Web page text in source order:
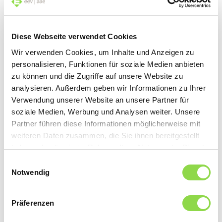
Diese Webseite verwendet Cookies
Wir verwenden Cookies, um Inhalte und Anzeigen zu
personalisieren, Funktionen für soziale Medien anbieten
zu können und die Zugriffe auf unsere Website zu
analysieren. Außerdem geben wir Informationen zu Ihrer
Verwendung unserer Website an unsere Partner für
soziale Medien, Werbung und Analysen weiter. Unsere
Partner führen diese Informationen möglicherweise mit
weiteren Daten zusammen, die Sie ihnen bereitgestellt
haben oder die sie im Rahmen Ihrer Nutzung der Dienste
Notwendig
Präferenzen
Die Energieversorgung wird erneuerbar und dezentral.
Private Produzenten haben inzwischen sogar die Wahl,
Nachbarschaft zu verteilen.
BASIS-INSTALLATION
Wer in ein Eigenheim investiert, denkt meist in
das auch morgen noch passt. Nun kommt ein weiterer
Zeitfaktor dazu: Der mögliche Systemwechsel rund um